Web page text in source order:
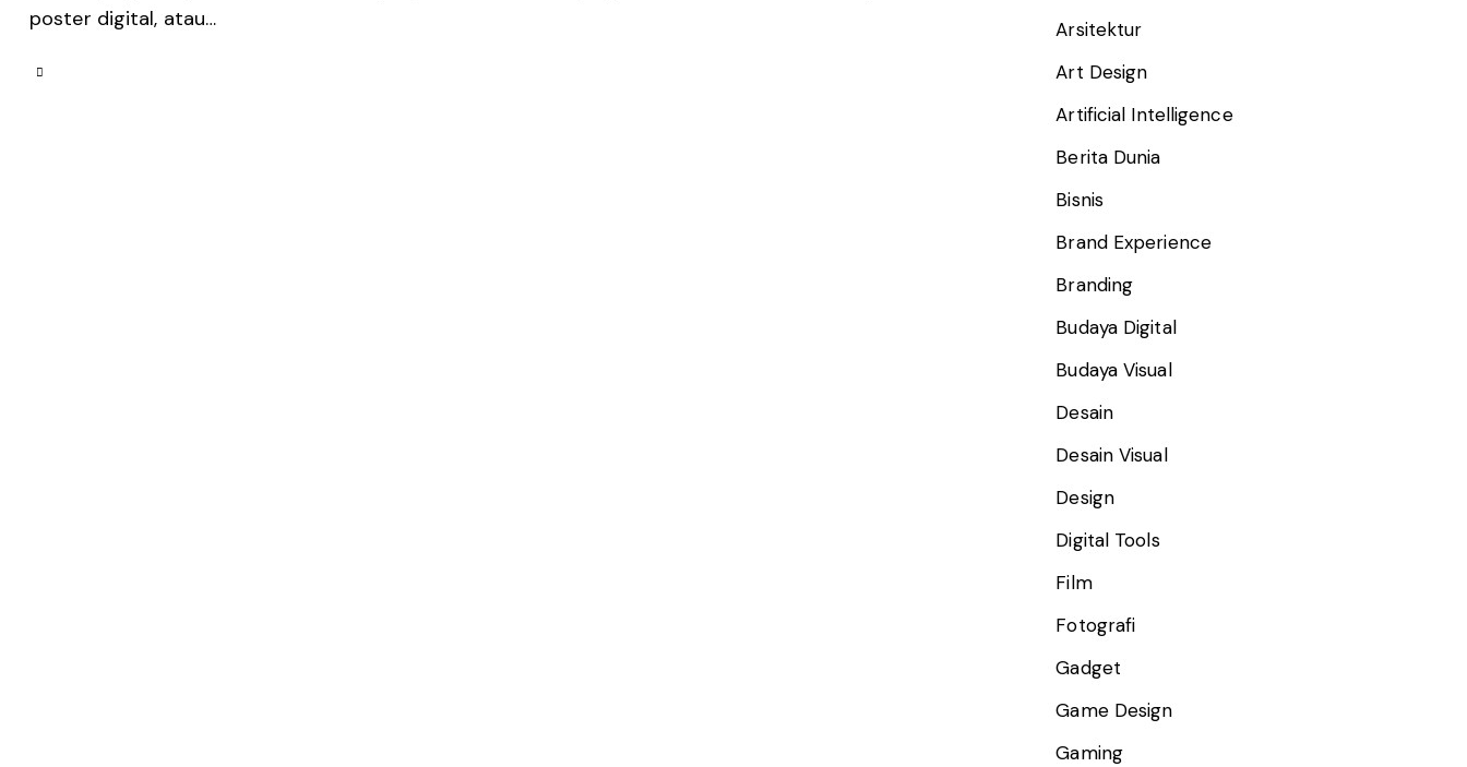
poster digital, atau…
Arsitektur
Art Design
Artificial Intelligence
Berita Dunia
Bisnis
Brand Experience
Branding
Budaya Digital
Budaya Visual
Desain
Desain Visual
Design
Digital Tools
Film
Fotografi
Gadget
Game Design
Gaming